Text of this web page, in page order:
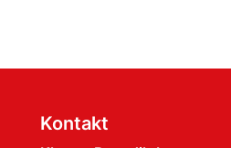
Kontakt